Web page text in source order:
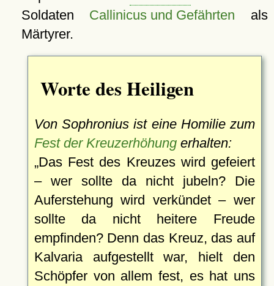
Soldaten Callinicus und Gefährten als
Märtyrer.
Worte des Heiligen
Von Sophronius ist eine Homilie zum
Fest der Kreuzerhöhungerhalten:
Das Fest des Kreuzes wird gefeiert
– wer sollte da nicht jubeln? Die
Auferstehung wird verkündet – wer
sollte da nicht heitere Freude
empfinden? Denn das Kreuz, das auf
Kalvaria aufgestellt war, hielt den
Schöpfer von allem fest, es hat uns